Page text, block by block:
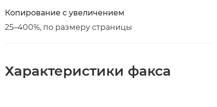
Копирование с увеличением
25–400%, по размеру страницы
Характеристики факса